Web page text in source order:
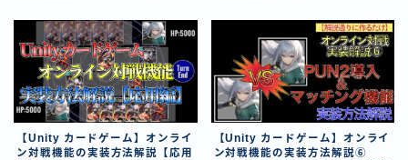
【ダイスバトルガールズ】ブライダル・セレクションズ
イベント詳細
【ダイスバトルガールズ】ホワイトデーイベント詳細
【ダイスバトルガールズ】ローグバトルガールズ コラ
ボイベント イベント詳細
デモプリセット記事 #8
【Unity カードゲーム】オンライ
ン対戦機能の実装方法解説【応用
【Unity カードゲーム】オンライ
ン対戦機能の実装方法解説⑥